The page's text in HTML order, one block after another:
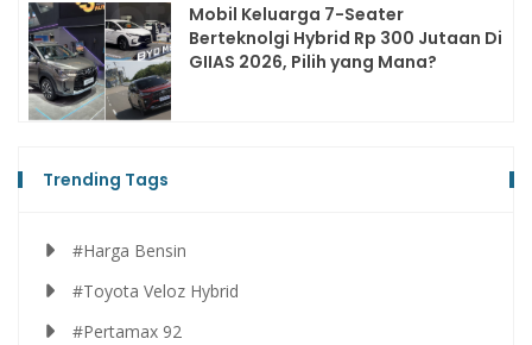
Mobil Keluarga 7-Seater
Berteknolgi Hybrid Rp 300 Jutaan Di
GIIAS 2026, Pilih yang Mana?
Trending Tags
#Harga Bensin
#Toyota Veloz Hybrid
#Pertamax 92